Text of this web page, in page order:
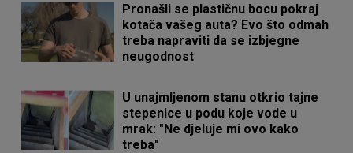
Pronašli se plastičnu bocu pokraj
kotača vašeg auta? Evo što odmah
treba napraviti da se izbjegne
neugodnost
U unajmljenom stanu otkrio tajne
stepenice u podu koje vode u
mrak: "Ne djeluje mi ovo kako
treba"